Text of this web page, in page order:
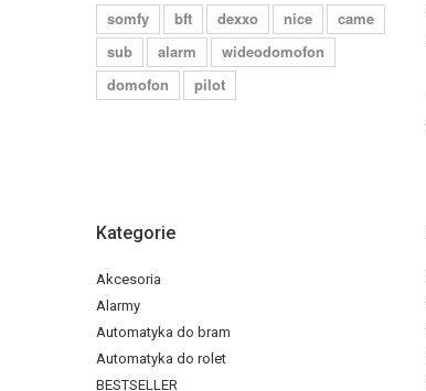
somfy bft dexxo nice
came
sub
alarm
wideodomofon
domofon
pilot
Kategorie
Akcesoria
Alarmy
Automatyka do bram
Automatyka do rolet
BESTSELLER